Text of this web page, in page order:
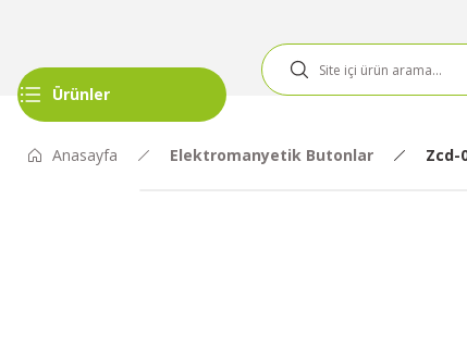
Ürünler
Anasayfa Elektromanyetik Butonlar Zcd-